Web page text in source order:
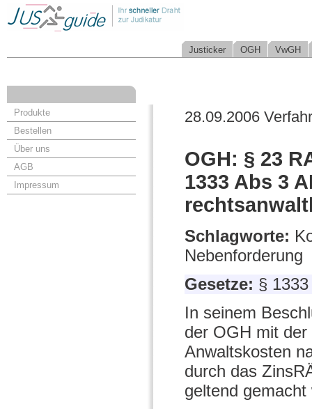
Justicker OGH VwGH
Produkte
Bestellen
Über uns
AGB
Impressum
28.09.2006
OGH: § 23
1333 Abs 3
Schlagworte:
Nebenforderung
Gesetze: §
In seinem
der OGH mit
Anwaltskosten
durch das
geltend